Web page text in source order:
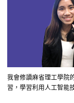
我會修讀麻省理工學院
習，學習利用人工智能